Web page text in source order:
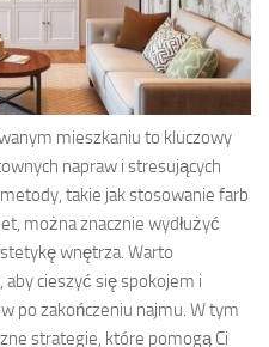
mieszkaniu to kluczowy
napraw i stresujących
takie jak stosowanie farb
można znacznie wydłużyć
wnętrza. Warto
cieszyć się spokojem i
po zakończeniu najmu. W tym
strategie, które pomogą Ci